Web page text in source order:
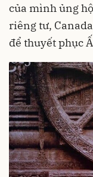
của mình ủng
riêng tư,
để thuyết phục